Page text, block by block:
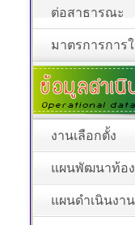
ต่อสาธารณะ
มาตรการการ
งานเลือกตั้ง
แผนพัฒนาท้อ
แผนดำเนินงา